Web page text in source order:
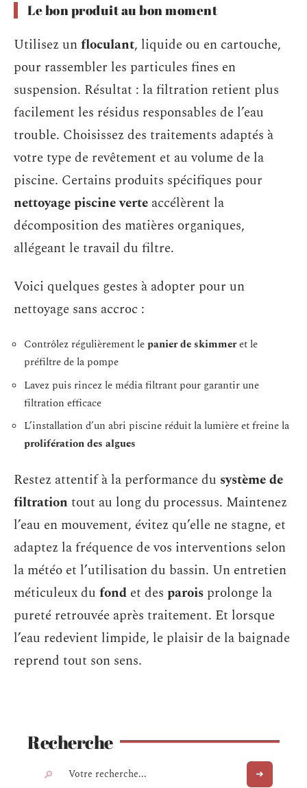
Le bon produit au bon moment
Utilisez unfloculant, liquide ou en cartouche,
pour rassembler les particules fines en
suspension. Résultat : la filtration retient plus
facilement les résidus responsables de l’eau
trouble. Choisissez des traitements adaptés à
votre type de revêtement et au volume de la
piscine. Certains produits spécifiques pour
nettoyage piscine verte accélèrent la
décomposition des matières organiques,
allégeant le travail du filtre.
Voici quelques gestes à adopter pour un
nettoyage sans accroc :
Contrôlez régulièrement lepanier de skimmeret le
préfiltre de la pompe
Lavez puis rincez le média filtrant pour garantir une
filtration efficace
L’installation d’un abri piscine réduit la lumière et freine la
prolifération des algues
Restez attentif à la performance du système de
filtrationtout au long du processus. Maintenez
l’eau en mouvement, évitez qu’elle ne stagne, et
adaptez la fréquence de vos interventions selon
la météo et l’utilisation du bassin. Un entretien
méticuleux du fond et des parois prolonge la
pureté retrouvée après traitement. Et lorsque
l’eau redevient limpide, le plaisir de la baignade
reprend tout son sens.
Recherche